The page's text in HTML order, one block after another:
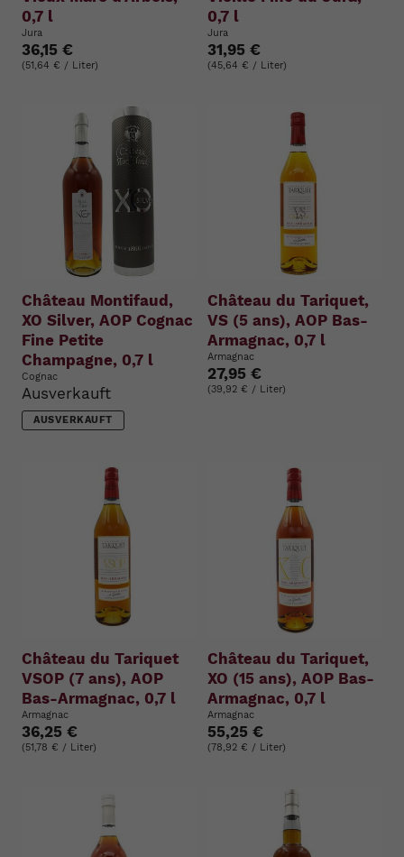
0,7 l
Jura
36,15 €
(51,64 € / Liter)
0,7 l
Jura
31,95 €
(45,64 € / Liter)
Château Montifaud,
XO Silver, AOP Cognac
Fine Petite
Champagne, 0,7 l
Cognac
Ausverkauft
AUSVERKAUFT
Château du Tariquet,
VS (5 ans), AOP Bas-
Armagnac, 0,7 l
Armagnac
27,95 €
(39,92 € / Liter)
Château du Tariquet
VSOP (7 ans), AOP
Bas-Armagnac, 0,7 l
Armagnac
36,25 €
(51,78 € / Liter)
Château du Tariquet,
XO (15 ans), AOP Bas-
Armagnac, 0,7 l
Armagnac
55,25 €
(78,92 € / Liter)